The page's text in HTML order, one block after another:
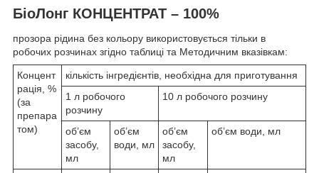
БіоЛонг КОНЦЕНТРАТ – 100%
прозора рідина без кольору використовується тільки в
робочих розчинах згідно таблиці та Методичним вказівкам:
Концент
рація, %
(за
препара
том)
кількість інгредієнтів, необхідна для приготування
1 л робочого
розчину
10 л робочого розчину
об’єм
засобу,
мл
об’єм
води, мл
об’єм
засобу,
мл
об’єм води, мл